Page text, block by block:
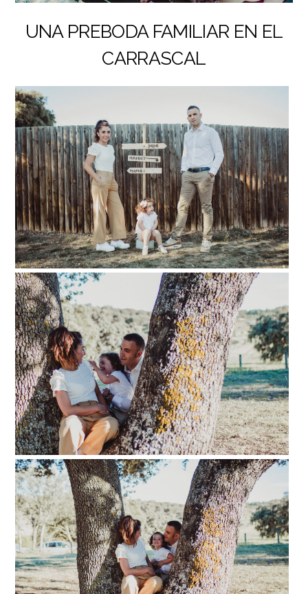
UNA PREBODA FAMILIAR EN EL
CARRASCAL